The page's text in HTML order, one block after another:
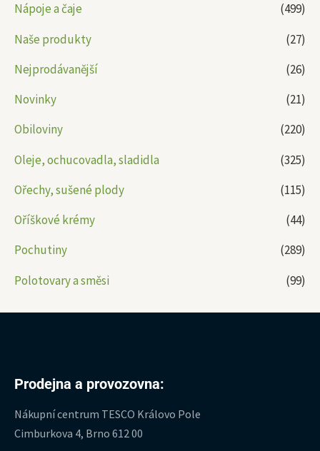
Nápoje a čaje
(499)
Naše produkty
(27)
Nejprodávanější
(26)
Novinky
(21)
Obiloviny
(220)
Oleje, ochucovadla, sladidla
(325)
Ořechy, sušené plody
(115)
Oříškové krémy
(44)
Pochutiny
(289)
Polotovary a směsi
(99)
Prodejna a provozovna:
Nákupní centrum TESCO Královo Pole
Cimburkova 4, Brno 612 00